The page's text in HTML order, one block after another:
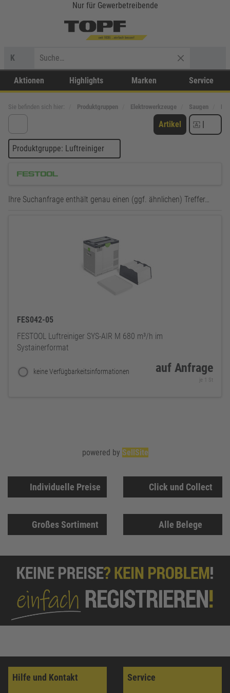
Nur für Gewerbetreibende
K
Aktionen Highlights Marken Service
Sie befinden sich hier: Produktgruppen Elektrowerkzeuge Saugen
Artikel |
Produktgruppe: Luftreiniger
Ihre Suchanfrage enthält genau einen (ggf. ähnlichen) Treffer…
FES042-05
FESTOOL Luftreiniger SYS-AIR M 680 m³/h im
Systainerformat
keine Verfügbarkeitsinformationen auf Anfrage
je 1 St
Individuelle Preise Click und Collect
Großes Sortiment Alle Belege
Hilfe und Kontakt Service
powered by SellSite